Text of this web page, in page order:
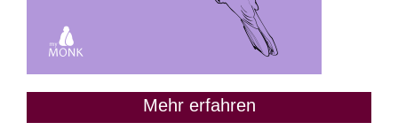
Mehr erfahren